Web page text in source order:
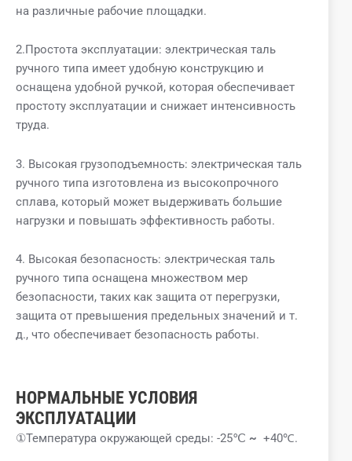
на различные рабочие площадки.
2.Простота эксплуатации: электрическая таль
ручного типа имеет удобную конструкцию и
оснащена удобной ручкой, которая обеспечивает
простоту эксплуатации и снижает интенсивность
труда.
3. Высокая грузоподъемность: электрическая таль
ручного типа изготовлена ​​из высокопрочного
сплава, который может выдерживать большие
нагрузки и повышать эффективность работы.
4. Высокая безопасность: электрическая таль
ручного типа оснащена множеством мер
безопасности, таких как защита от перегрузки,
защита от превышения предельных значений и т.
д., что обеспечивает безопасность работы.
НОРМАЛЬНЫЕ УСЛОВИЯ
ЭКСПЛУАТАЦИИ
①Температура окружающей среды: -25℃ ~ +40℃.